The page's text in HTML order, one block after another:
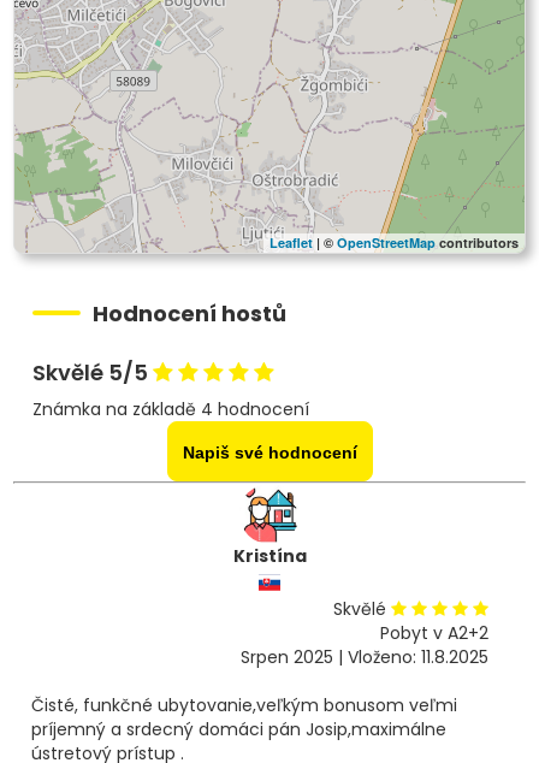
Leaflet | ©OpenStreetMap contributors
Hodnocení hostů
Skvělé 5/5
Známka na základě 4 hodnocení
Napiš své hodnocení
Kristína
Skvělé
Pobyt v A2+2
Srpen 2025 | Vloženo: 11.8.2025
Čisté, funkčné ubytovanie,veľkým bonusom veľmi
príjemný a srdecný domáci pán Josip,maximálne
ústretový prístup .